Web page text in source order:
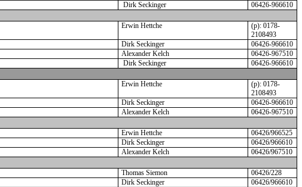
Dirk Seckinger 06426-966610
Erwin Hettche
(p): 0178-
2108493
Dirk Seckinger
06426-966610
Alexander Kelch
06426-967510
Dirk Seckinger 06426-966610
Erwin Hettche
(p): 0178-
2108493
Dirk Seckinger
06426-966610
Alexander Kelch 06426-967510
Erwin Hettche
06426/966525
Dirk Seckinger
06426/966610
Alexander Kelch 06426/967510
Thomas Siemon
06426/228
Dirk Seckinger
06426/966610